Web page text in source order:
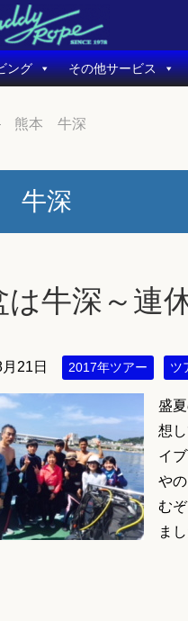
ング その他サービス
熊本 牛深
牛深
は牛深～連
21日 2017年ツアー ツ
盛
想
イ
や
む
ま